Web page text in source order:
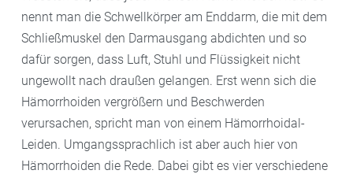
nennt man die Schwellkörper am Enddarm, die mit dem
Schließmuskel den Darmausgang abdichten und so
dafür sorgen, dass Luft, Stuhl und Flüssigkeit nicht
ungewollt nach draußen gelangen. Erst wenn sich die
Hämorrhoiden vergrößern und Beschwerden
verursachen, spricht man von einem Hämorrhoidal-
Leiden. Umgangssprachlich ist aber auch hier von
Hämorrhoiden die Rede. Dabei gibt es vier verschiedene